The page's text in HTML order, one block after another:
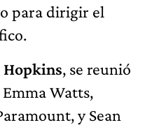
para dirigir el
, se reunió
Watts,
y Sean